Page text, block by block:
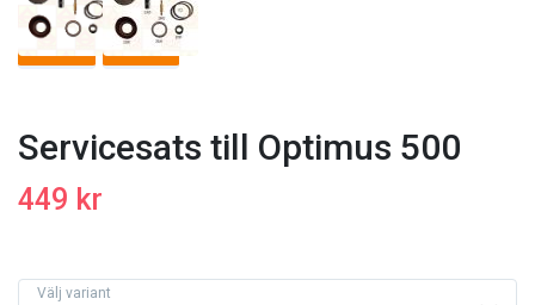
Servicesats till Optimus 500
449 kr
Välj variant